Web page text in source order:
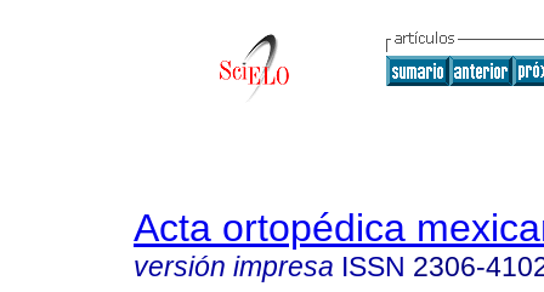
Acta ortopédica
versión impresa ISSN 2306-